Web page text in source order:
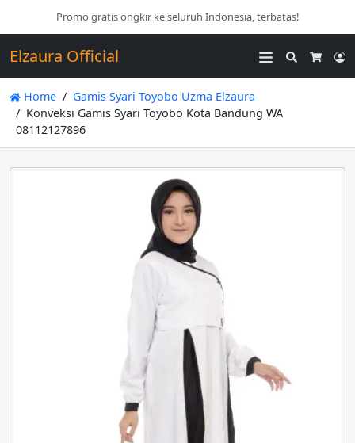
Promo gratis ongkir ke seluruh Indonesia, terbatas!
Elzaura Official
Search
Home
Gamis Syari Toyobo Uzma Elzaura
Konveksi Gamis Syari Toyobo Kota Bandung WA
08112127896